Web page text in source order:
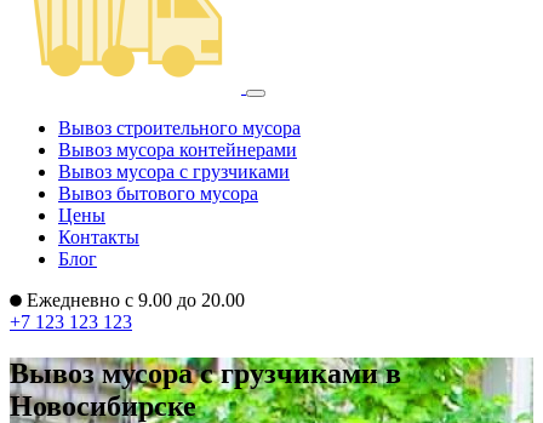
Вывоз строительного мусора
Вывоз мусора контейнерами
Вывоз мусора с грузчиками
Вывоз бытового мусора
Цены
Контакты
Блог
Ежедневно с 9.00 до 20.00
+7 123 123 123
Вывоз мусора с грузчиками в
Новосибирске